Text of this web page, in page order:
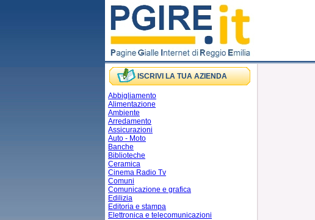
ISCRIVI LA TUA AZIENDA
Abbigliamento
Alimentazione
Ambiente
Arredamento
Assicurazioni
Auto - Moto
Banche
Biblioteche
Ceramica
Cinema Radio Tv
Comuni
Comunicazione e grafica
Edilizia
Editoria e stampa
Elettronica e telecomunicazioni